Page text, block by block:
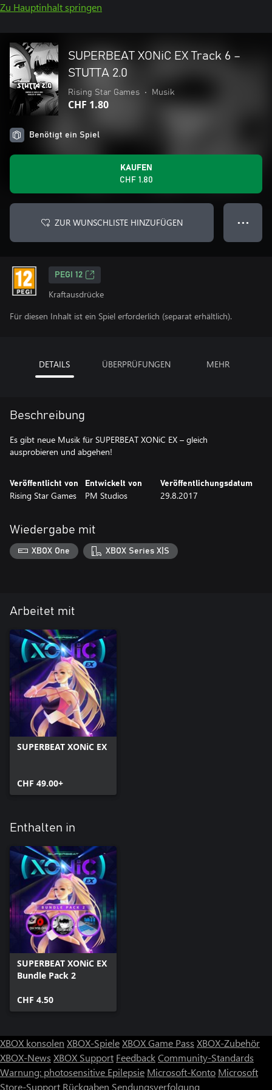
Zu Hauptinhalt springen
SUPERBEAT XONiC EX Track 6 –
STUTTA 2.0
Rising Star Games • Musik
CHF 1.80
Benötigt ein Spiel
KAUFEN
CHF 1.80
ZUR WUNSCHLISTE HINZUFÜGEN ● ● ●
PEGI 12
Kraftausdrücke
Für diesen Inhalt ist ein Spiel erforderlich (separat erhältlich).
DETAILS ÜBERPRÜFUNGEN MEHR
Beschreibung
Es gibt neue Musik für SUPERBEAT XONiC EX – gleich
ausprobieren und abgehen!
Veröffentlicht von
Rising Star Games
Entwickelt von
PM Studios
Veröffentlichungsdatum
29.8.2017
Wiedergabe mit
XBOX One XBOX Series X|S
Arbeitet mit
SUPERBEAT XONiC EX
CHF 49.00+
Enthalten in
SUPERBEAT XONiC EX
Bundle Pack 2
CHF 4.50
XBOX konsolen XBOX-SpieleXBOX Game Pass XBOX-Zubehör
XBOX-News XBOX Support FeedbackCommunity-Standards
Warnung: photosensitive Epilepsie Microsoft-Konto Microsoft
Store-Support Rückgaben Sendungsverfolgung